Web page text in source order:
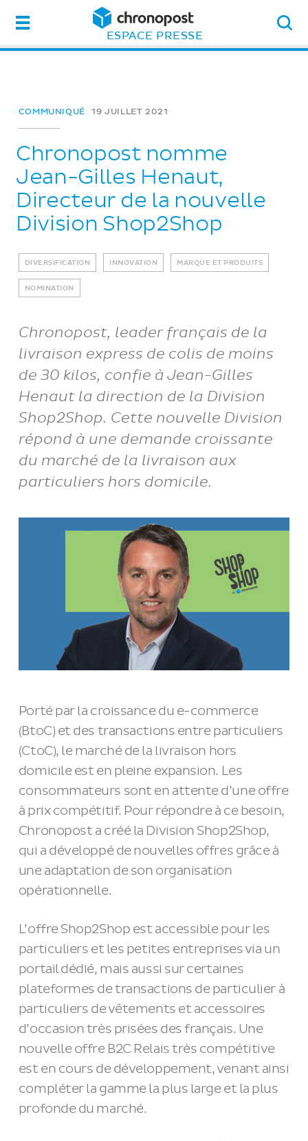
ESPACE PRESSE
Chronopost nomme
Jean-Gilles Henaut,
Directeur de la nouvelle
Division Shop2Shop
COMMUNIQUÉ 19 JUILLET 2021
DIVERSIFICATION INNOVATION MARQUE ET PRODUITS
NOMINATION
Chronopost, leader français de la
livraison express de colis de moins
de 30 kilos, confie à Jean-Gilles
Henaut la direction de la Division
Shop2Shop. Cette nouvelle Division
répond à une demande croissante
du marché de la livraison aux
particuliers hors domicile.
Porté par la croissance du e-commerce
(BtoC) et des transactions entre particuliers
(CtoC), le marché de la livraison hors
domicile est en pleine expansion. Les
consommateurs sont en attente d’une offre
à prix compétitif. Pour répondre à ce besoin,
Chronopost a créé la Division Shop2Shop,
qui a développé de nouvelles offres grâce à
une adaptation de son organisation
opérationnelle.
L’offre Shop2Shop est accessible pour les
particuliers et les petites entreprises via un
portail dédié, mais aussi sur certaines
plateformes de transactions de particulier à
particuliers de vêtements et accessoires
d’occasion très prisées des français. Une
nouvelle offre B2C Relais très compétitive
est en cours de développement, venant ainsi
compléter la gamme la plus large et la plus
profonde du marché.